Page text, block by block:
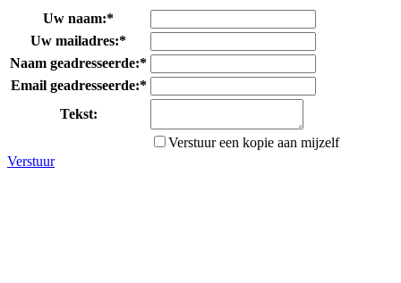
Uw naam:*
Uw mailadres:*
Naam geadresseerde:*
Email geadresseerde:*
Tekst:
Verstuur een kopie aan mijzelf
Verstuur